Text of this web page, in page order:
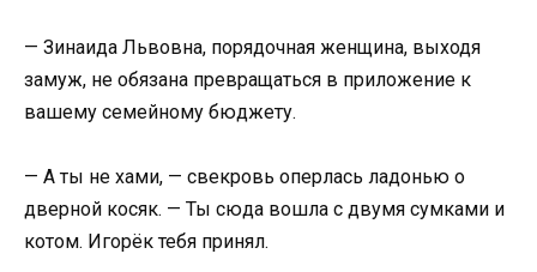
— Зинаида Львовна, порядочная женщина, выходя
замуж, не обязана превращаться в приложение к
вашему семейному бюджету.
— А ты не хами, — свекровь оперлась ладонью о
дверной косяк. — Ты сюда вошла с двумя сумками и
котом. Игорёк тебя принял.